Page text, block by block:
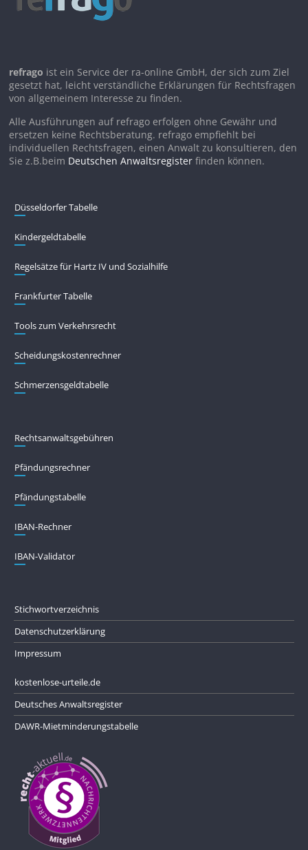
refrago ist ein Service der ra-online GmbH, der sich zum Ziel
gesetzt hat, leicht verständliche Erklärungen für Rechtsfragen
von allgemeinem Interesse zu finden.
Alle Ausführungen auf refrago erfolgen ohne Gewähr und
ersetzen keine Rechtsberatung. refrago empfiehlt bei
individuellen Rechtsfragen, einen Anwalt zu konsultieren, den
Sie z.B.beim Deutschen Anwaltsregister finden können.
Düsseldorfer Tabelle
Kindergeldtabelle
Regelsätze für Hartz IV und Sozialhilfe
Frankfurter Tabelle
Tools zum Verkehrsrecht
Scheidungskostenrechner
Schmerzensgeldtabelle
Rechtsanwaltsgebühren
Pfändungs­rechner
Pfändungs­tabelle
IBAN-Rechner
IBAN-Validator
Stichwortverzeichnis
Datenschutzerklärung
Impressum
kostenlose-urteile.de
Deutsches Anwaltsregister
DAWR-Mietminderungstabelle